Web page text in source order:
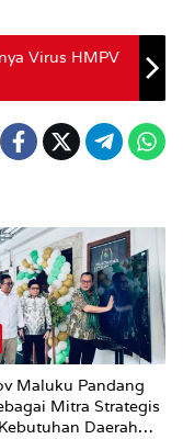
Virus HMPV
Maluku Pandang
Mitra Strategis
Daerah